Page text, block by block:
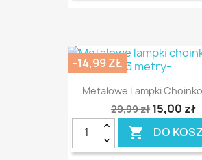
Metalowe Lampki
29,99 zł 15,00 zł
 DO
-14,99 ZŁ